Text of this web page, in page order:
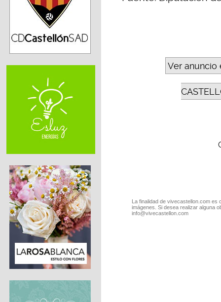
Ver anuncio
La finalidad de vivecastellon.com
imágenes. Si desea realizar alguna
info@vivecastellon.com